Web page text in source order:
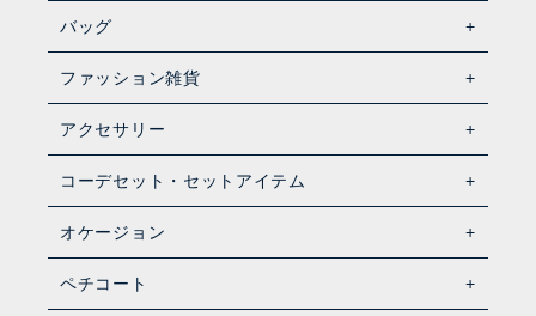
バッグ
ファッション雑貨
アクセサリー
コーデセット・セットアイテム
オケージョン
ペチコート